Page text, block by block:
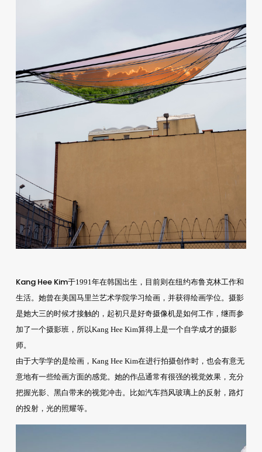
Kang Hee Kim于1991年在韩国出生，目前则在纽约布鲁克林工作和
生活。她曾在美国马里兰艺术学院学习绘画，并获得绘画学位。摄影
是她大三的时候才接触的，起初只是好奇摄像机是如何工作，继而参
加了一个摄影班，所以Kang Hee Kim算得上是一个自学成才的摄影
师。
由于大学学的是绘画，Kang Hee Kim在进行拍摄创作时，也会有意无
意地有一些绘画方面的感觉。她的作品通常有很强的视觉效果，充分
把握光影、黑白带来的视觉冲击。比如汽车挡风玻璃上的反射，路灯
的投射，光的照耀等。